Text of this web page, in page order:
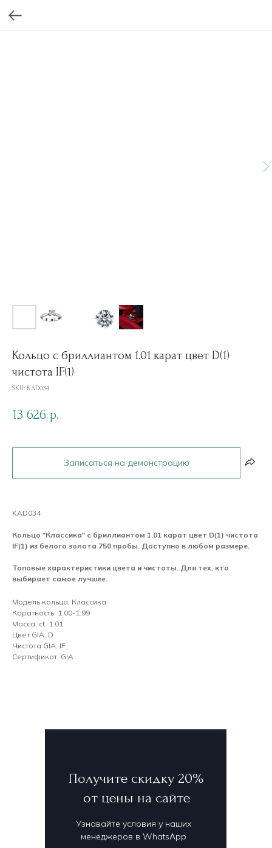
Кольцо с бриллиантом 1.01 карат цвет D(1)
чистота IF(1)
SKU: KAD034
13 626 р.
Записаться на демонстрацию
KAD034
Кольцо "Классика" с бриллиантом 1.01 карат цвет D(1) чистота
IF(1) из белого золота 750 пробы. Доступно в любом размере.
Топовые характеристики цвета и чистоты. Для тех, кто
выбирает самое лучшее.
Модель кольца: Классика
Каратность: 1.00-1.99
Масса, ct: 1.01
Цвет GIA: D
Чистота GIA: IF
Сертификат: GIA
Получите скидку 20%
от цены на сайте
Узнавайте условия у наших
менеджеров в WhatsApp